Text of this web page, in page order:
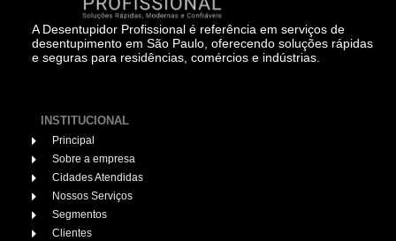
A Desentupidor Profissional é referência em serviços de
desentupimento em São Paulo, oferecendo soluções rápidas
e seguras para residências, comércios e indústrias.
INSTITUCIONAL
Principal
Sobre a empresa
Cidades Atendidas
Nossos Serviços
Segmentos
Clientes